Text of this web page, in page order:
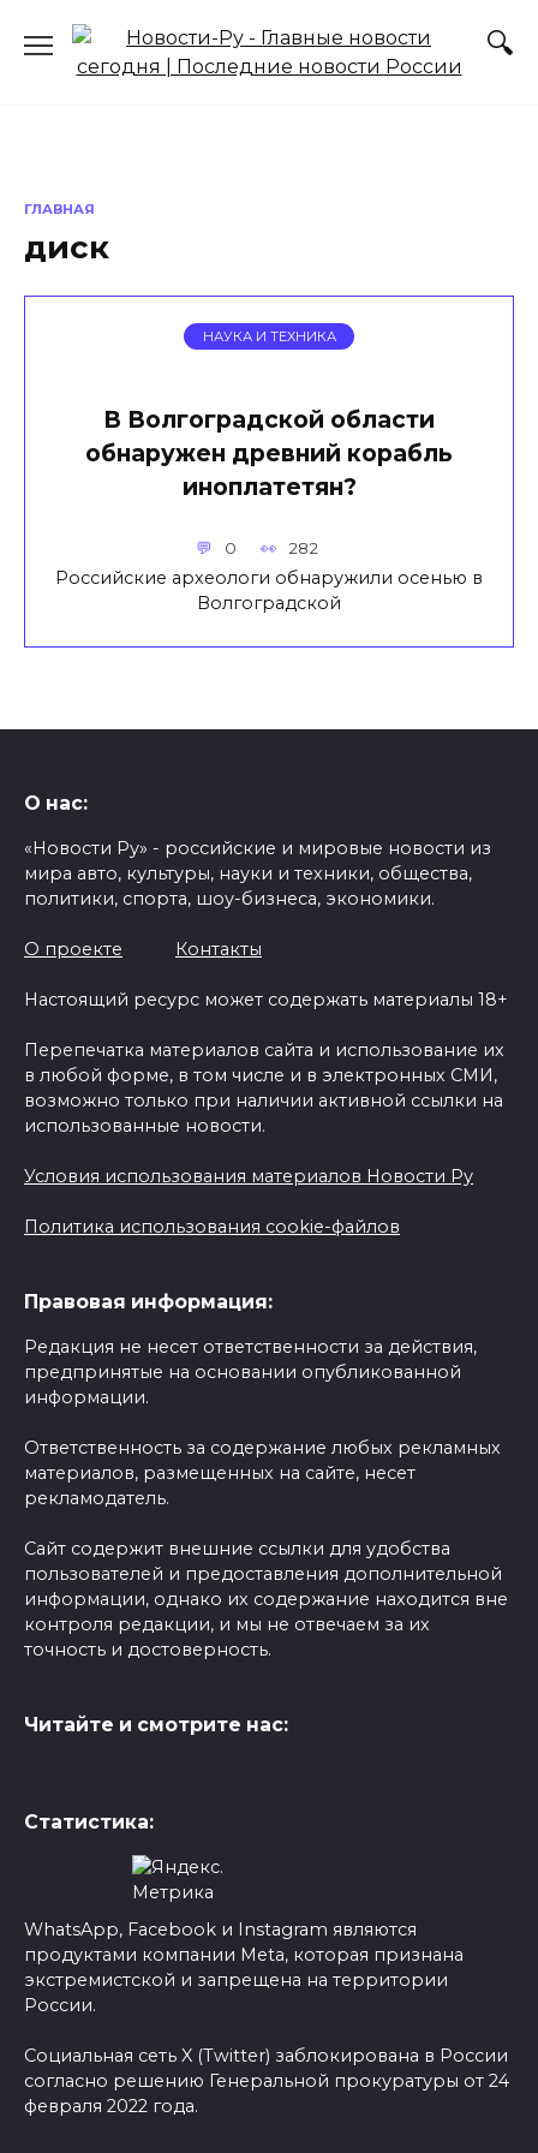
содержанию
ГЛАВНАЯ
диск
НАУКА И ТЕХНИКА
В Волгоградской области
обнаружен древний корабль
иноплатетян?
0 282
Российские археологи обнаружили осенью в
Волгоградской
О нас:
«Новости Ру» - российские и мировые новости из
мира авто, культуры, науки и техники, общества,
политики, спорта, шоу-бизнеса, экономики.
О проекте Контакты
Настоящий ресурс может содержать материалы 18+
Перепечатка материалов сайта и использование их
в любой форме, в том числе и в электронных СМИ,
возможно только при наличии активной ссылки на
использованные новости.
Условия использования материалов Новости Ру
Политика использования cookie-файлов
Правовая информация:
Редакция не несет ответственности за действия,
предпринятые на основании опубликованной
информации.
Ответственность за содержание любых рекламных
материалов, размещенных на сайте, несет
рекламодатель.
Сайт содержит внешние ссылки для удобства
пользователей и предоставления дополнительной
информации, однако их содержание находится вне
контроля редакции, и мы не отвечаем за их
точность и достоверность.
Читайте и смотрите нас:
Статистика:
WhatsApp, Facebook и Instagram являются
продуктами компании Meta, которая признана
экстремистской и запрещена на территории
России.
Социальная сеть X (Twitter) заблокирована в России
согласно решению Генеральной прокуратуры от 24
февраля 2022 года.